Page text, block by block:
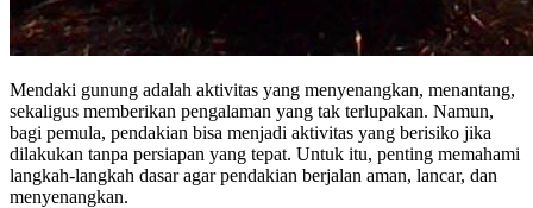
Mendaki gunung adalah aktivitas yang menyenangkan, menantang,
sekaligus memberikan pengalaman yang tak terlupakan. Namun,
bagi pemula, pendakian bisa menjadi aktivitas yang berisiko jika
dilakukan tanpa persiapan yang tepat. Untuk itu, penting memahami
langkah-langkah dasar agar pendakian berjalan aman, lancar, dan
menyenangkan.